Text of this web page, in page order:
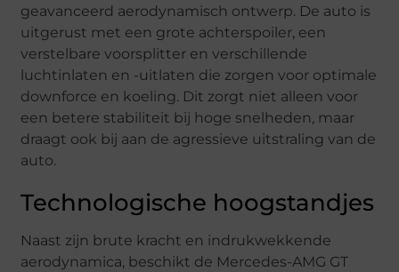
geavanceerd aerodynamisch ontwerp. De auto is
uitgerust met een grote achterspoiler, een
verstelbare voorsplitter en verschillende
luchtinlaten en -uitlaten die zorgen voor optimale
downforce en koeling. Dit zorgt niet alleen voor
een betere stabiliteit bij hoge snelheden, maar
draagt ook bij aan de agressieve uitstraling van de
auto.
Technologische hoogstandjes
Naast zijn brute kracht en indrukwekkende
aerodynamica, beschikt de Mercedes-AMG GT